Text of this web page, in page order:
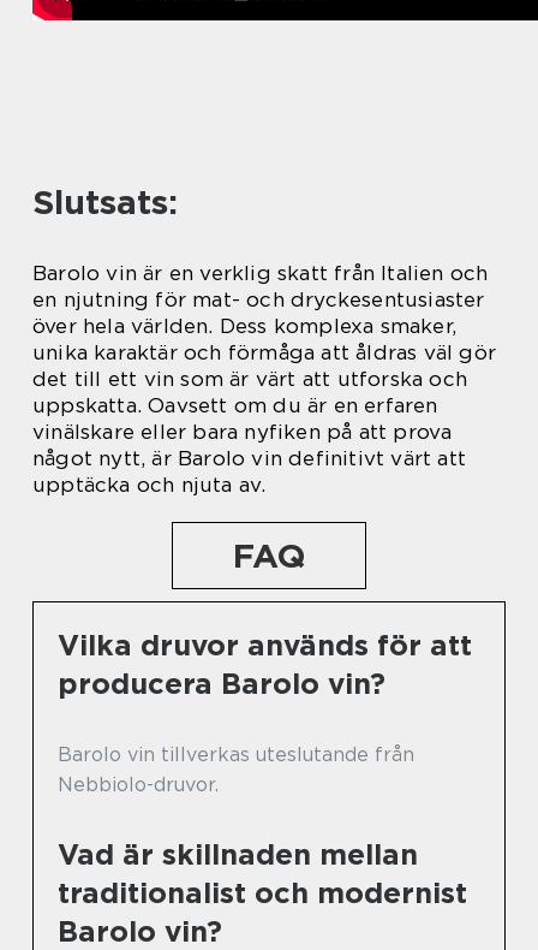
Slutsats:
Barolo vin är en verklig skatt från Italien och
en njutning för mat- och dryckesentusiaster
över hela världen. Dess komplexa smaker,
unika karaktär och förmåga att åldras väl gör
det till ett vin som är värt att utforska och
uppskatta. Oavsett om du är en erfaren
vinälskare eller bara nyfiken på att prova
något nytt, är Barolo vin definitivt värt att
upptäcka och njuta av.
FAQ
Vilka druvor används för att
producera Barolo vin?
Barolo vin tillverkas uteslutande från
Nebbiolo-druvor.
Vad är skillnaden mellan
traditionalist och modernist
Barolo vin?